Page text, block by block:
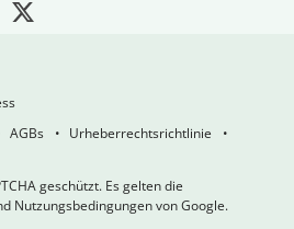
AGBs
Urheberrechtsrichtlinie
geschützt. Es gelten die
Nutzungsbedingungen von Google.